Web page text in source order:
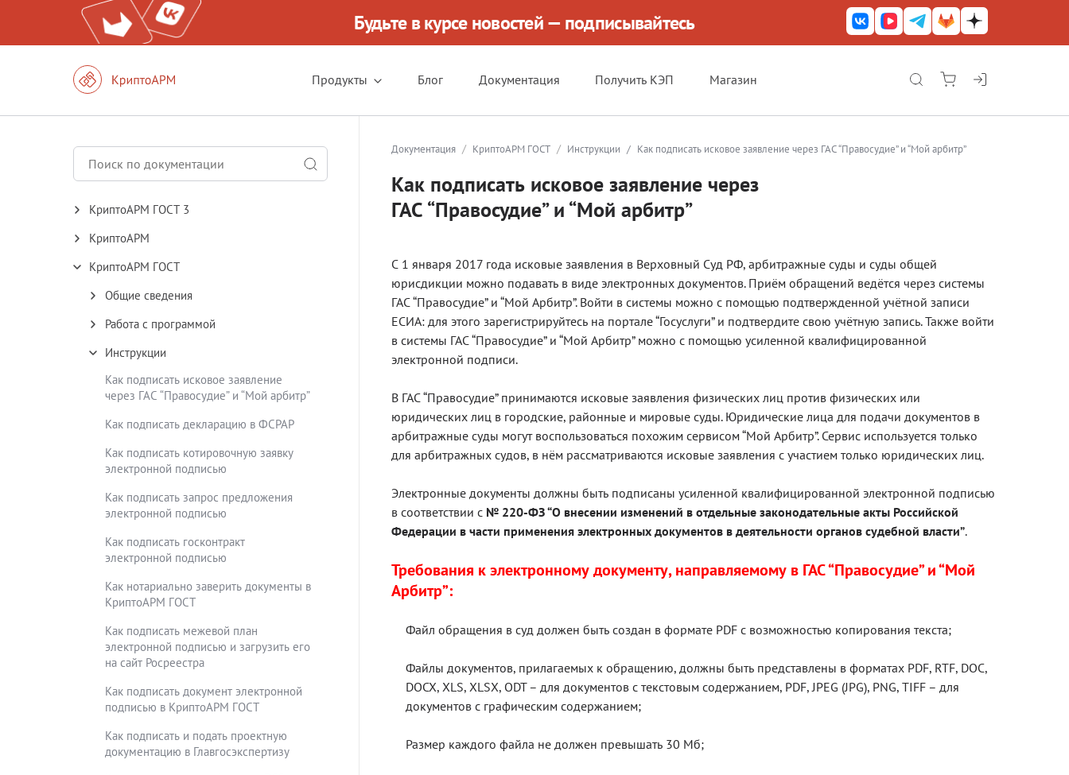
Будьте в курсе новостей — подписывайтесь
Продукты Блог Документация Получить КЭП Магазин
КриптоАРМ ГОСТ
КриптоАРМ
КриптоАРМ ID
КриптоАРМ Документы
КриптоАРМ для 1С-Битрикс
Документация
Получить КЭП
Полная версия сайта
КриптоАРМ ГОСТ 3
КриптоАРМ
КриптоАРМ ГОСТ
Общие сведения
Работа с программой
Инструкции
Как подписать исковое заявление
через ГАС “Правосудие” и “Мой арбитр”
Как подписать декларацию в ФСРАР
Как подписать котировочную заявку
электронной подписью
Как подписать запрос предложения
электронной подписью
Как подписать госконтракт
электронной подписью
Как нотариально заверить документы в
КриптоАРМ ГОСТ
Как подписать межевой план
электронной подписью и загрузить его
на сайт Росреестра
Как подписать документ электронной
подписью в КриптоАРМ ГОСТ
Как подписать и подать проектную
документацию в Главгосэкспертизу
Документация / КриптоАРМ ГОСТ / Инструкции / Как подписать исковое заявление через ГАС “Правосудие” и “Мой арбитр”
Как подписать исковое заявление через
ГАС “Правосудие” и “Мой арбитр”
С 1 января 2017 года исковые заявления в Верховный Суд РФ, арбитражные суды и суды общей
юрисдикции можно подавать в виде электронных документов. Приём обращений ведётся через системы
ГАС “Правосудие” и “Мой Арбитр”. Войти в системы можно с помощью подтвержденной учётной записи
ЕСИА: для этого зарегистрируйтесь на портале “Госуслуги” и подтвердите свою учётную запись. Также войти
в системы ГАС “Правосудие” и “Мой Арбитр” можно с помощью усиленной квалифицированной
электронной подписи.
В ГАС “Правосудие” принимаются исковые заявления физических лиц против физических или
юридических лиц в городские, районные и мировые суды. Юридические лица для подачи документов в
арбитражные суды могут воспользоваться похожим сервисом “Мой Арбитр”. Сервис используется только
для арбитражных судов, в нём рассматриваются исковые заявления с участием только юридических лиц.
Электронные документы должны быть подписаны усиленной квалифицированной электронной подписью
в соответствии с № 220-ФЗ “О внесении изменений в отдельные законодательные акты Российской
Федерации в части применения электронных документов в деятельности органов судебной власти”.
Требования к электронному документу, направляемому в ГАС “Правосудие” и “Мой
Арбитр”:
Файл обращения в суд должен быть создан в формате PDF с возможностью копирования текста;
Файлы документов, прилагаемых к обращению, должны быть представлены в форматах PDF, RTF, DOC,
DOCX, XLS, XLSX, ODT – для документов с текстовым содержанием, PDF, JPEG (JPG), PNG, TIFF – для
документов с графическим содержанием;
Размер каждого файла не должен превышать 30 Мб;